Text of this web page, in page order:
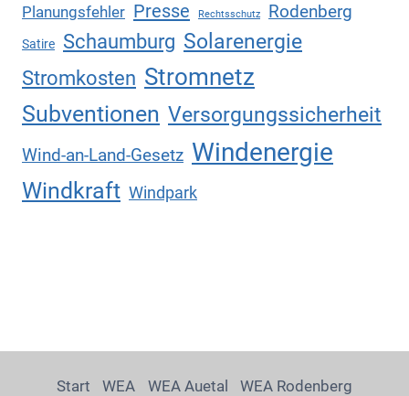
Planungsfehler Presse Rechtsschutz Rodenberg
Satire Schaumburg Solarenergie
Stromkosten Stromnetz
Subventionen Versorgungssicherheit
Wind-an-Land-Gesetz Windenergie
Windkraft Windpark
Start WEA WEA Auetal
WEA Rodenberg